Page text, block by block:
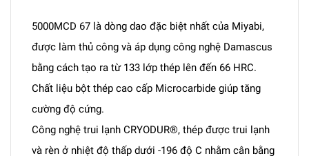
5000MCD 67 là dòng dao đặc biệt nhất của Miyabi,
được làm thủ công và áp dụng công nghệ Damascus
bằng cách tạo ra từ 133 lớp thép lên đến 66 HRC.
Chất liệu bột thép cao cấp Microcarbide giúp tăng
cường độ cứng.
Công nghệ trui lạnh CRYODUR®, thép được trui lạnh
và rèn ở nhiệt độ thấp dưới -196 độ C nhằm cân bằng